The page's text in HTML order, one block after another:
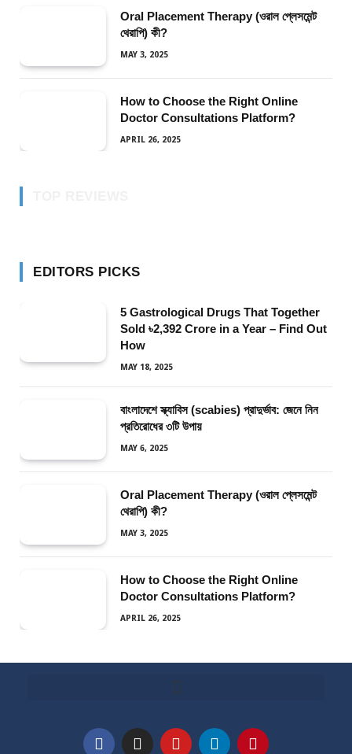
Oral Placement Therapy (ওরাল প্লেসমেন্ট
থেরাপি) কী?
MAY 3, 2025
How to Choose the Right Online
Doctor Consultations Platform?
APRIL 26, 2025
EDITORS PICKS
5 Gastrological Drugs That Together
Sold ৳2,392 Crore in a Year – Find Out
How
MAY 18, 2025
বাংলাদেশে স্ক্যাবিস (scabies) প্রাদুর্ভাব: জেনে নিন
প্রতিরোধের ৩টি উপায়
MAY 6, 2025
Oral Placement Therapy (ওরাল প্লেসমেন্ট
থেরাপি) কী?
MAY 3, 2025
How to Choose the Right Online
Doctor Consultations Platform?
APRIL 26, 2025